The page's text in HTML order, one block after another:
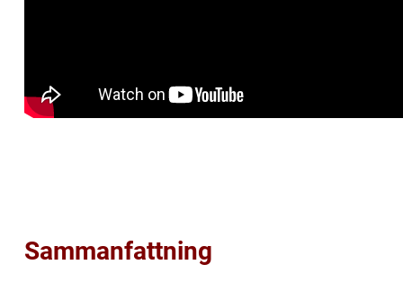
Sammanfattning